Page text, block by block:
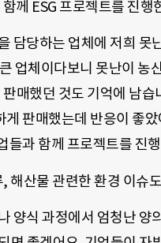
께 ESG 프로젝트를 진행
담당하는 업체에 저희
업체이다보니 못난이 농
판매했던 것도 기억에 남
게 판매했는데 반응이 좋
들과 함께 프로젝트를 진
해산물 관련한 환경 이슈
양식 과정에서 엄청난 양